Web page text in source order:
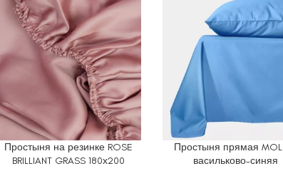
В КОРЗИНУ
Простыня на резинке ROSE
BRILLIANT GRASS 180х200
ВЫБЕРИТЕ ПАРАМЕТРЫ
Простыня прямая
васильково-синяя